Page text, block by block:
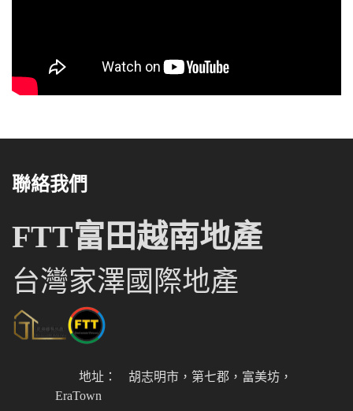
聯絡我們
FTT富田越南地產
台灣家澤國際地產
地址：
胡志明市，第七郡，富美坊，
EraTown